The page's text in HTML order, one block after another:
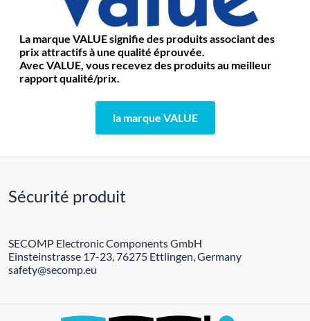
La marque VALUE signifie des produits associant des
prix attractifs à une qualité éprouvée.
Avec VALUE, vous recevez des produits au meilleur
rapport qualité/prix.
la marque VALUE
Sécurité produit
SECOMP Electronic Components GmbH
Einsteinstrasse 17-23, 76275 Ettlingen, Germany
safety@secomp.eu